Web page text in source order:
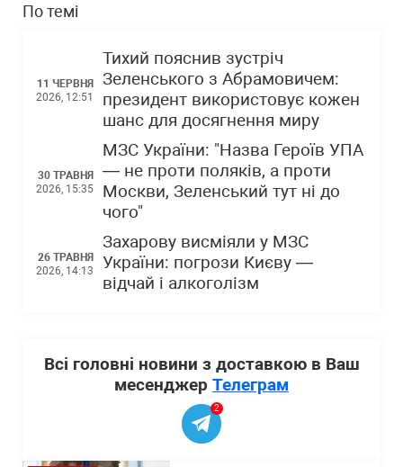
По темі
11 ЧЕРВНЯ
2026, 12:51
Тихий пояснив зустріч
Зеленського з Абрамовичем:
президент використовує кожен
шанс для досягнення миру
30 ТРАВНЯ
2026, 15:35
МЗС України: "Назва Героїв УПА
— не проти поляків, а проти
Москви, Зеленський тут ні до
чого"
26 ТРАВНЯ
2026, 14:13
Захарову висміяли у МЗС
України: погрози Києву —
відчай і алкоголізм
Всі головні новини з доставкою в Ваш
месенджер Телеграм
2